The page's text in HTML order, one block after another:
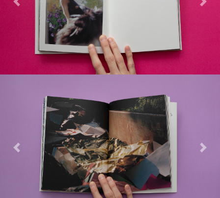
Previous Next
Previous Next